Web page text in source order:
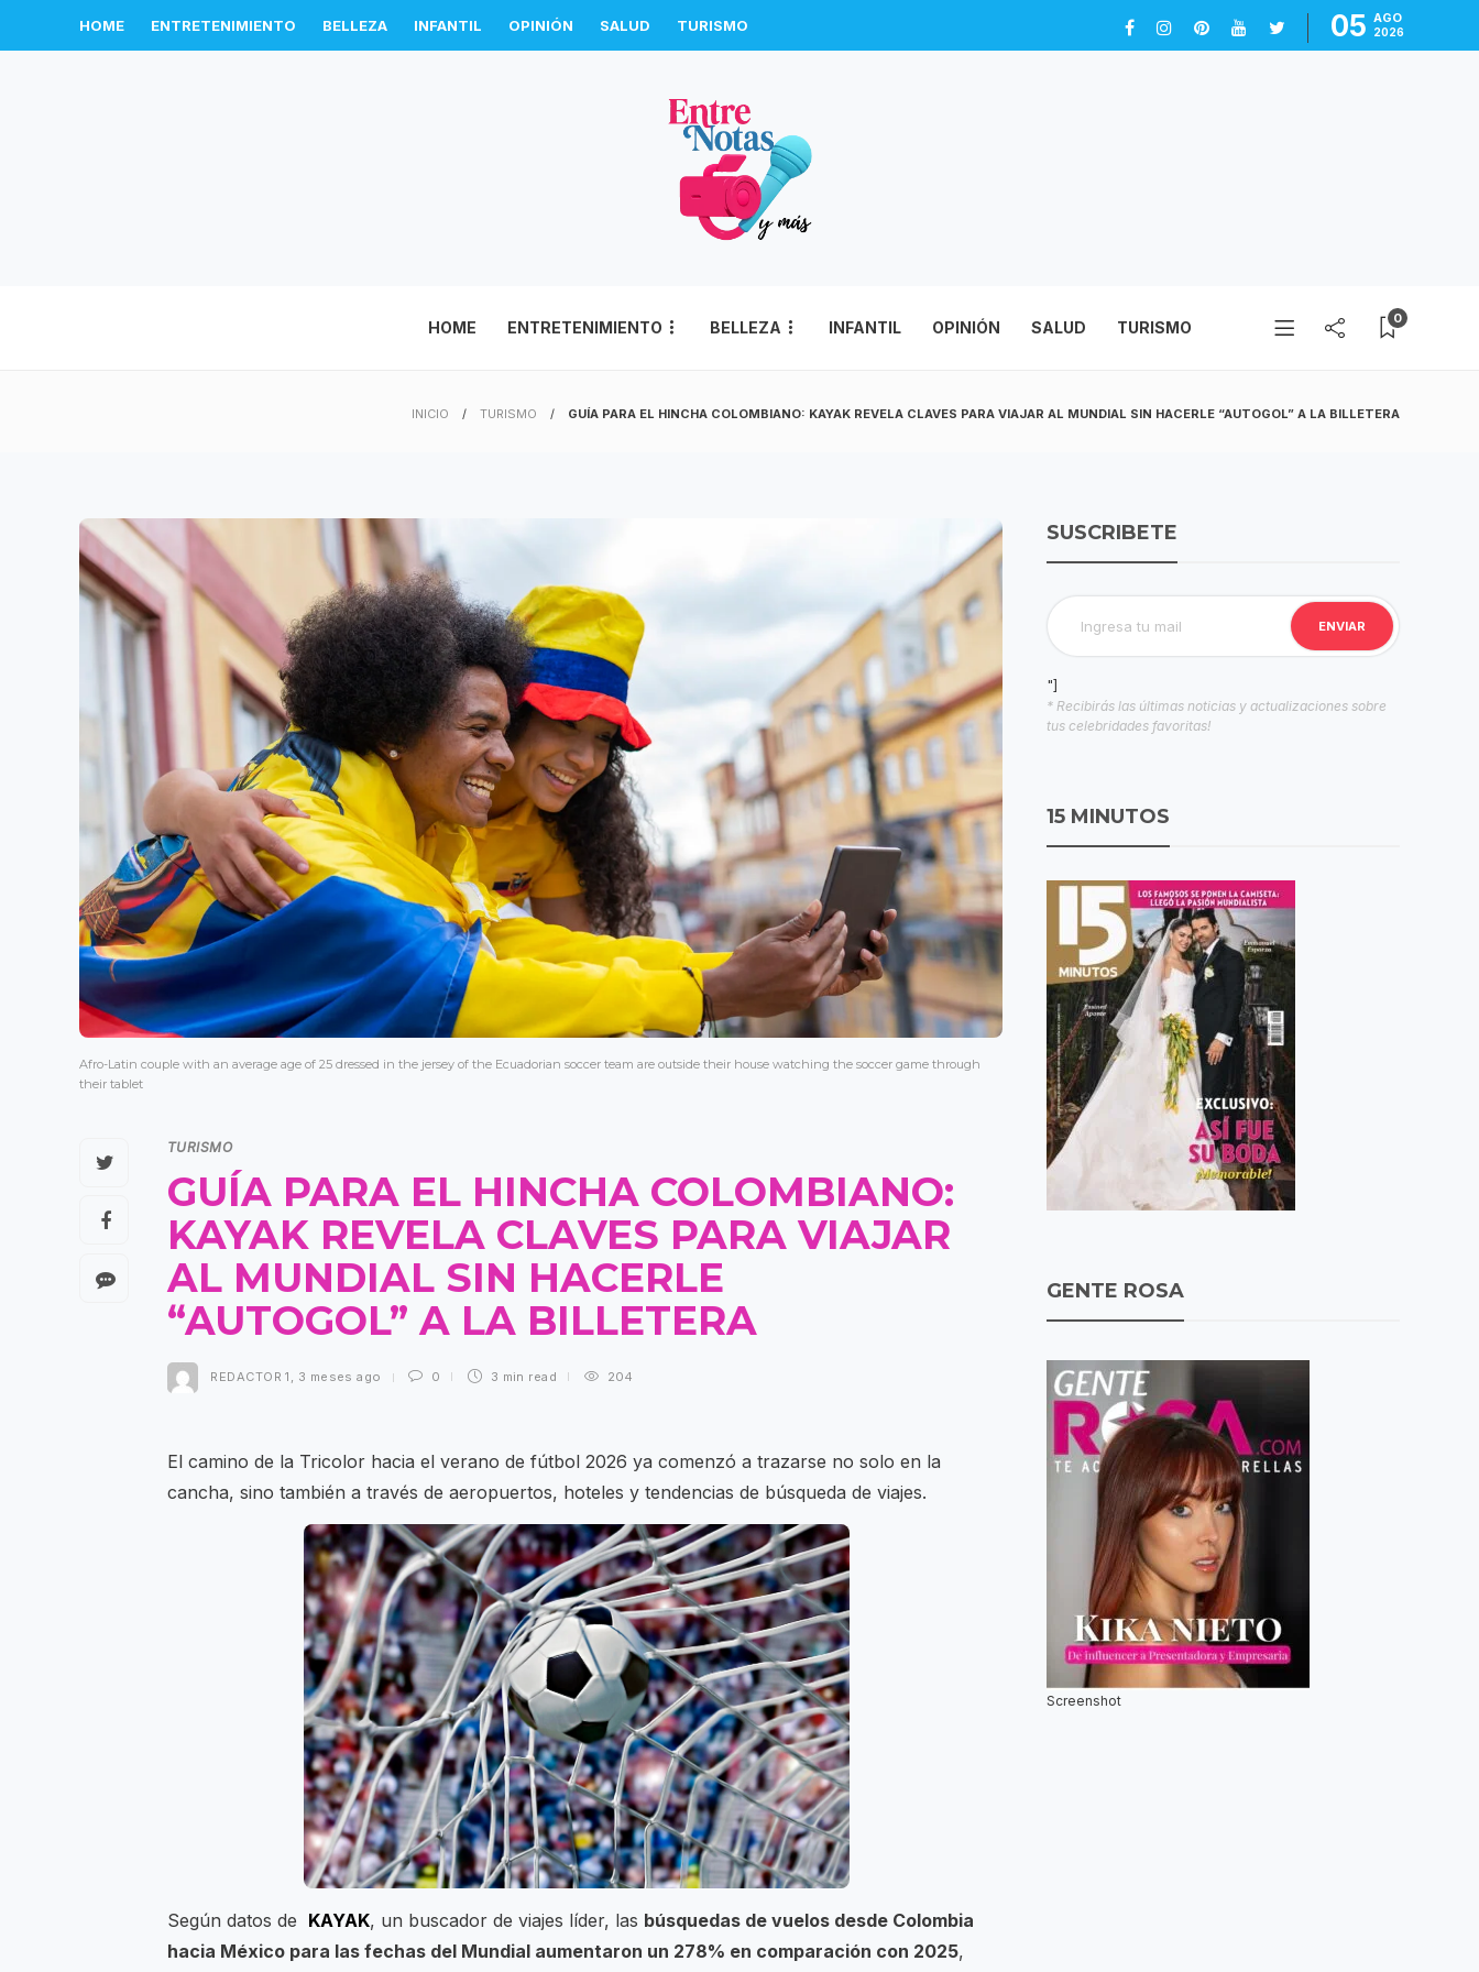
HOME ENTRETENIMIENTO BELLEZA INFANTIL OPINIÓN SALUD TURISMO 05 AGO
2026
HOME ENTRETENIMIENTO BELLEZA INFANTIL OPINIÓN SALUD TURISMO 0
INICIO TURISMO GUÍA PARA EL HINCHA COLOMBIANO: KAYAK REVELA CLAVES PARA VIAJAR AL MUNDIAL SIN HACERLE “AUTOGOL” A LA BILLETERA
Afro-Latin couple with an average age of 25 dressed in the jersey of the Ecuadorian soccer team are outside their house watching the soccer game through
their tablet
TURISMO
GUÍA PARA EL HINCHA COLOMBIANO:
KAYAK REVELA CLAVES PARA VIAJAR
AL MUNDIAL SIN HACERLE
“AUTOGOL” A LA BILLETERA
REDACTOR 1 , 3 meses ago 0 3 min read 204
El camino de la Tricolor hacia el verano de fútbol 2026 ya comenzó a trazarse no solo en la
cancha, sino también a través de aeropuertos, hoteles y tendencias de búsqueda de viajes.
Según datos de KAYAK, un buscador de viajes líder, las búsquedas de vuelos desde Colombia
hacia México para las fechas del Mundial aumentaron un 278% en comparación con 2025,
SUSCRIBETE
"]
* Recibirás las últimas noticias y actualizaciones sobre
tus celebridades favoritas!
15 MINUTOS
GENTE ROSA
Screenshot